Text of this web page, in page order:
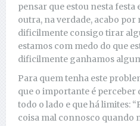
pensar que estou nesta festa
outra, na verdade, acabo
dificilmente consigo tirar
estamos com medo do que
dificilmente ganhamos
Para quem tenha este
que o importante é perceber
todo o lado e que há limites:
coisa mal connosco quando